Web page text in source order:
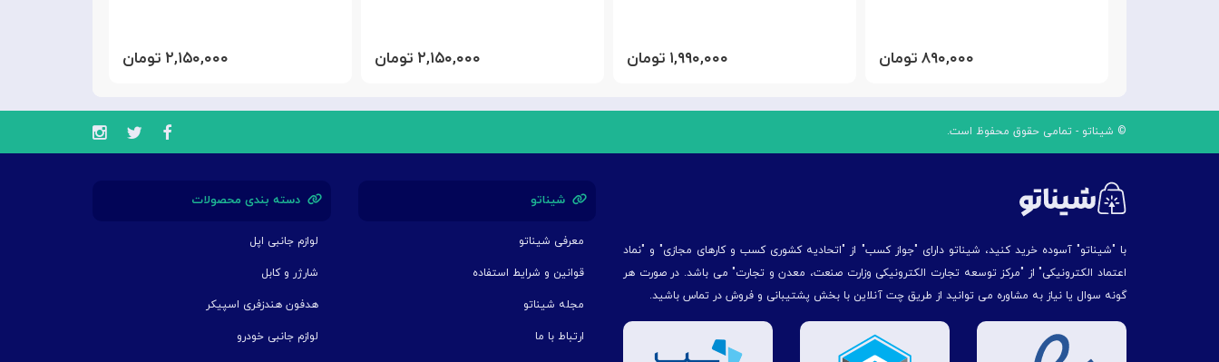
۲,۱۵۰,۰۰۰ تومان ۲,۱۵۰,۰۰۰ تومان ۱,۹۹۰,۰۰۰ تومان ۸۹۰,۰۰۰ تومان
© شیناتو - تمامی حقوق محفوظ است.
با "شیناتو" آسوده خرید کنید، شیناتو دارای "جواز کسب" از "اتحادیه کشوری کسب و کارهای مجازی" و "نماد
اعتماد الکترونیکی" از "مركز توسعه تجارت الكترونیكی وزارت صنعت، معدن و تجارت" می باشد. در صورت هر
گونه سوال یا نیاز به مشاوره می توانید از طریق چت آنلاین با بخش پشتیبانی و فروش در تماس باشید.
شیناتو
معرفی شیناتو
قوانین و شرایط استفاده
مجله شیناتو
ارتباط با ما
دسته بندی محصولات
لوازم جانبی اپل
شارژر و کابل
هدفون هندزفری اسپیکر
لوازم جانبی خودرو